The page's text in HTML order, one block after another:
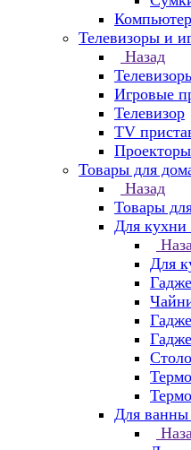
Телевизоры и
Назад
Игровые
Телевизор
TV
Проекторы
Товары для
Назад
Товары
Для кухни
Для
Для ванны